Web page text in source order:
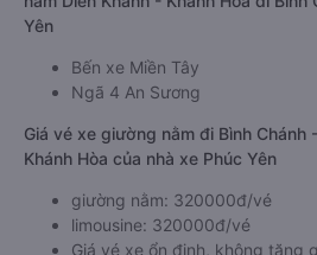
Yên
Bến xe Miền Tây
Ngã 4 An Sương
Giá vé xe giường nằm đi Bình Chánh
Khánh Hòa của nhà xe Phúc Yên
giường nằm: 320000đ/vé
limousine: 320000đ/vé
Giá vé xe ổn định, không tăng